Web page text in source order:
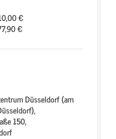
€
€
Düsseldorf (am
150,